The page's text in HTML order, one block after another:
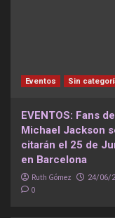
Eventos Sin
EVENTOS: Fans de
Michael Jackson
citarán el 25 de
en Barcelona
Ruth Gómez 24/06/
0